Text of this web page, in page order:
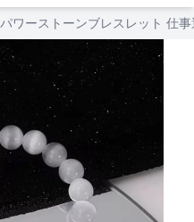
パワーストーンブレスレット 仕